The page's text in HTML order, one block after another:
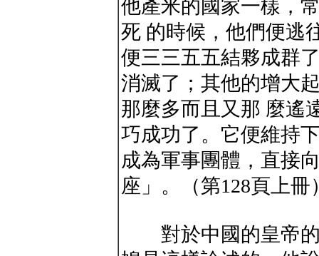
他產米的國家一樣，
死 的時候，他們便逃
便三三五五結夥成群
消滅了；其他的增大
那麼多而且又那 麼遙
巧成功了。它便維持
成為軍事團體，直接
座」。（第128頁上冊
對於中國的皇帝的